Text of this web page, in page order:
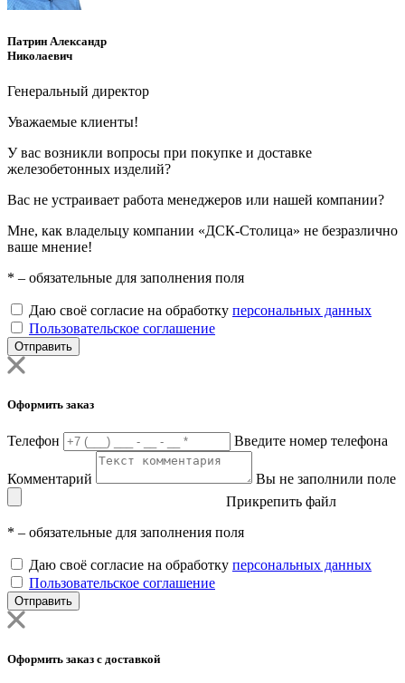
Патрин Александр
Николаевич
Генеральный директор
Уважаемые клиенты!
У вас возникли вопросы при покупке и доставке
железобетонных изделий?
Вас не устраивает работа менеджеров или нашей компании?
Мне, как владельцу компании «ДСК-Столица» не безразлично
ваше мнение!
* – обязательные для заполнения поля
Даю своё согласие на обработку персональных данных
Пользовательское соглашение
Отправить
Оформить заказ
Телефон Введите номер телефона
Комментарий
Вы не заполнили поле
Прикрепить файл
* – обязательные для заполнения поля
Даю своё согласие на обработку персональных данных
Пользовательское соглашение
Отправить
Оформить заказ с доставкой